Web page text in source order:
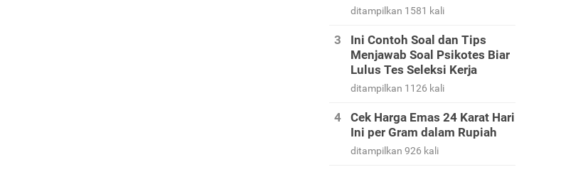
ditampilkan 1581 kali
Ini Contoh Soal dan Tips
Menjawab Soal Psikotes Biar
Lulus Tes Seleksi Kerja
ditampilkan 1126 kali
Cek Harga Emas 24 Karat Hari
Ini per Gram dalam Rupiah
ditampilkan 926 kali